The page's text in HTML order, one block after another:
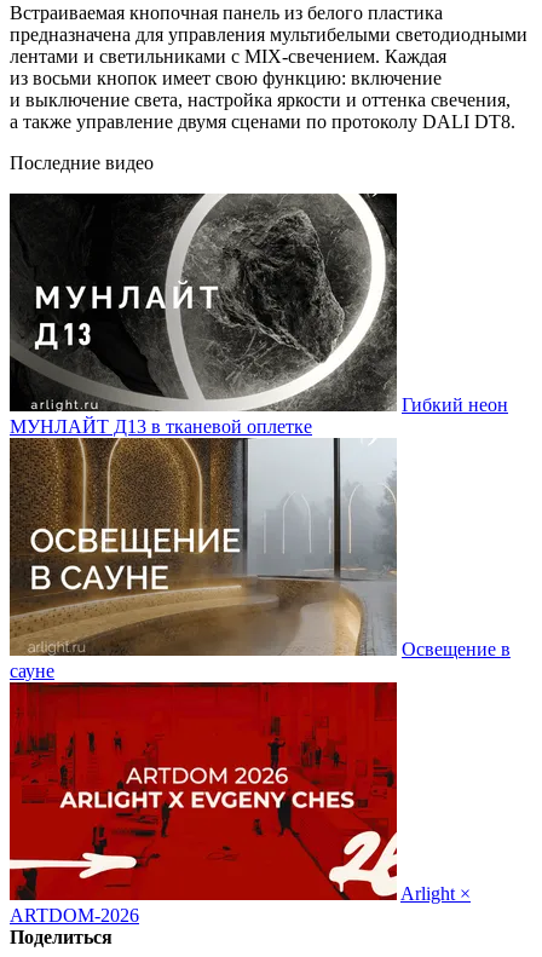
Встраиваемая кнопочная панель из белого пластика
предназначена для управления мультибелыми светодиодными
лентами и светильниками с MIX-свечением. Каждая
из восьми кнопок имеет свою функцию: включение
и выключение света, настройка яркости и оттенка свечения,
а также управление двумя сценами по протоколу DALI DT8.
Последние видео
Гибкий неон
МУНЛАЙТ Д13 в тканевой оплетке
Освещение в
сауне
Arlight ×
ARTDOM-2026
Поделиться